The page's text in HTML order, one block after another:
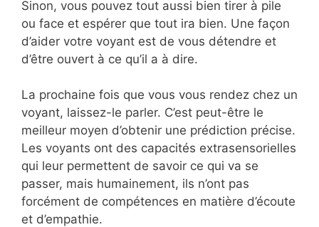
Sinon, vous pouvez tout aussi bien tirer à pile
ou face et espérer que tout ira bien. Une façon
d’aider votre voyant est de vous détendre et
d’être ouvert à ce qu’il a à dire.
La prochaine fois que vous vous rendez chez un
voyant, laissez-le parler. C’est peut-être le
meilleur moyen d’obtenir une prédiction précise.
Les voyants ont des capacités extrasensorielles
qui leur permettent de savoir ce qui va se
passer, mais humainement, ils n’ont pas
forcément de compétences en matière d’écoute
et d’empathie.